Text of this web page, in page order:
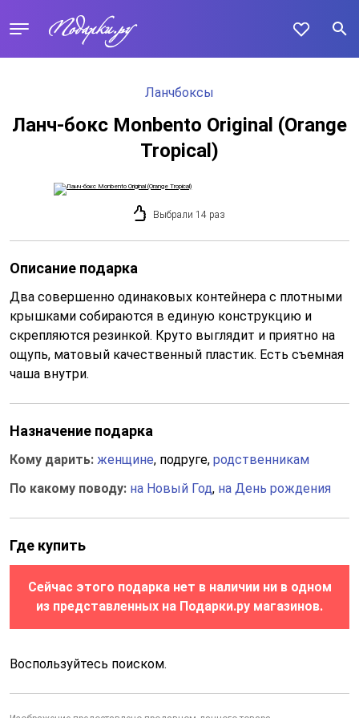
Ланчбоксы
Ланч-бокс Monbento Original (Orange
Tropical)
Выбрали 14 раз
Описание подарка
Два совершенно одинаковых контейнера с плотными
крышками собираются в единую конструкцию и
скрепляются резинкой. Круто выглядит и приятно на
ощупь, матовый качественный пластик. Есть съемная
чаша внутри.
Назначение подарка
Кому дарить: женщине, подруге, родственникам
По какому поводу: на Новый Год, на День рождения
Где купить
Сейчас этого подарка нет в наличии ни в одном
из представленных на Подарки.ру магазинов.
Воспользуйтесь поиском.